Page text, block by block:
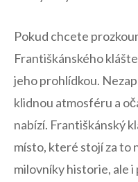
Pokud chcete
Františkánského⁢
jeho prohlídkou.
klidnou atmosféru a
nabízí. Františkánský
místo,​ které stojí za to
milovníky historie, ale i